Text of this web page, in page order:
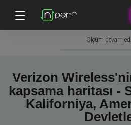
Ölçüm devam
Verizon
kapsama haritası -
Kaliforniya,